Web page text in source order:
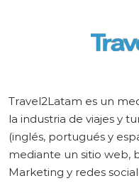
Travel2Latam es un
la industria de viajes y
(inglés, portugués y
mediante un sitio web,
Marketing y redes